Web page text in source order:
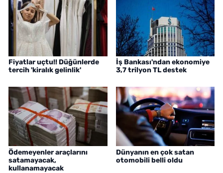
Fiyatlar uçtu!! Düğünlerde
tercih 'kiralık gelinlik'
İş Bankası'ndan ekonomiye
3,7 trilyon TL destek
Ödemeyenler araçlarını
satamayacak,
kullanamayacak
Dünyanın en çok satan
otomobili belli oldu